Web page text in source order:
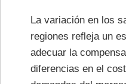
La variación en los
regiones refleja un
adecuar la
diferencias en el